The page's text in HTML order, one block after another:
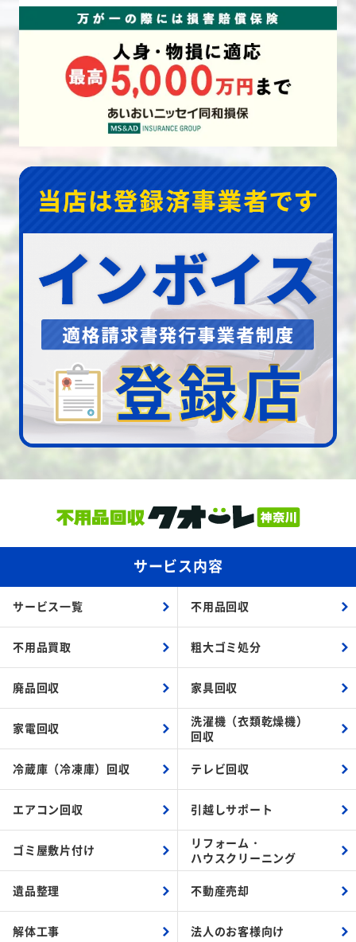
サービス内容
サービス一覧 不用品回収
不用品買取 粗大ゴミ処分
廃品回収 家具回収
家電回収
洗濯機（衣類乾燥機）
回収
冷蔵庫（冷凍庫）回収 テレビ回収
エアコン回収 引越しサポート
ゴミ屋敷片付け
リフォーム・
ハウスクリーニング
遺品整理 不動産売却
解体工事 法人のお客様向け